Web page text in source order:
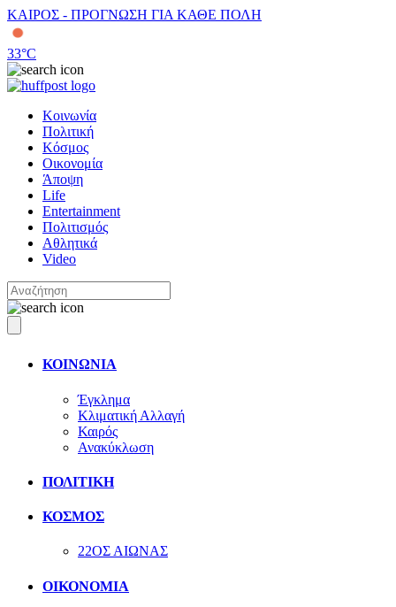
ΚΑΙΡΟΣ - ΠΡΟΓΝΩΣΗ ΓΙΑ ΚΑΘΕ ΠΟΛΗ
33°C
Κοινωνία
Πολιτική
Κόσμος
Οικονομία
Άποψη
Life
Entertainment
Πολιτισμός
Αθλητικά
Video
ΚΟΙΝΩΝΙΑ
Έγκλημα
Κλιματική Αλλαγή
Καιρός
Ανακύκλωση
ΠΟΛΙΤΙΚΗ
ΚΟΣΜΟΣ
22ΟΣ ΑΙΩΝΑΣ
ΟΙΚΟΝΟΜΙΑ